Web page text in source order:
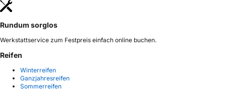
Rundum sorglos
Werkstattservice zum Festpreis einfach online buchen.
Reifen
Winterreifen
Ganzjahresreifen
Sommerreifen